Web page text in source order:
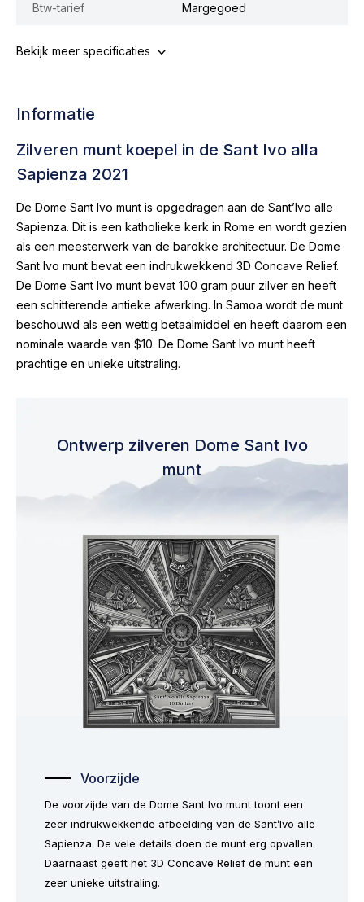
Btw-tarief Margegoed
Bekijk meer specificaties
Informatie
Zilveren munt koepel in de Sant Ivo alla
Sapienza 2021
De Dome Sant Ivo munt is opgedragen aan de Sant’Ivo alle
Sapienza. Dit is een katholieke kerk in Rome en wordt gezien
als een meesterwerk van de barokke architectuur. De Dome
Sant Ivo munt bevat een indrukwekkend 3D Concave Relief.
De Dome Sant Ivo munt bevat 100 gram puur zilver en heeft
een schitterende antieke afwerking. In Samoa wordt de munt
beschouwd als een wettig betaalmiddel en heeft daarom een
nominale waarde van $10. De Dome Sant Ivo munt heeft
prachtige en unieke uitstraling.
Ontwerp zilveren Dome Sant Ivo
munt
Voorzijde
De voorzijde van de Dome Sant Ivo munt toont een
zeer indrukwekkende afbeelding van de Sant’Ivo alle
Sapienza. De vele details doen de munt erg opvallen.
Daarnaast geeft het 3D Concave Relief de munt een
zeer unieke uitstraling.